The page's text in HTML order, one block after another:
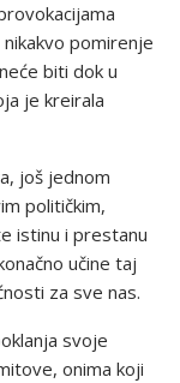
pomirenje
biti dok u
je kreirala
još jednom
političkim,
istinu i prestanu
učine taj
za sve nas.
svoje
onima koji